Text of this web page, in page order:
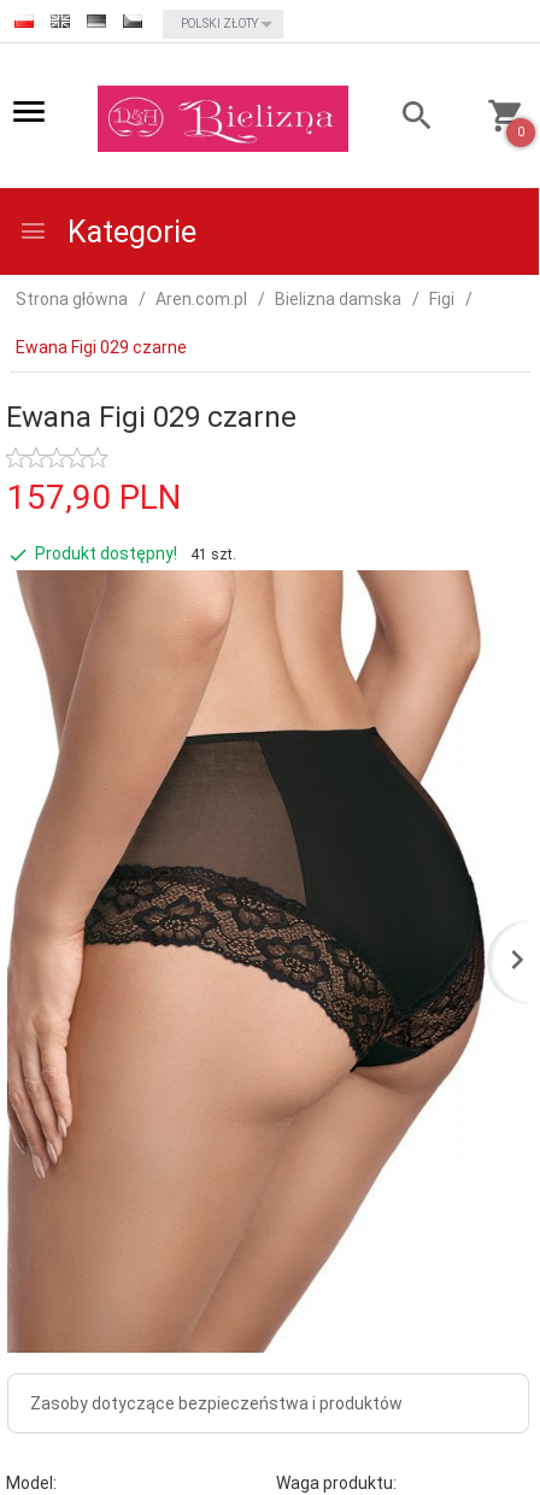
currency_h
POLSKI ZŁOTY
0
Kategorie
Strona główna Aren.com.pl Bielizna damska Figi
Ewana Figi 029 czarne
Ewana Figi 029 czarne
157,90 PLN
Produkt dostępny! 41 szt.
Zasoby dotyczące bezpieczeństwa i produktów
Model:
Waga produktu: